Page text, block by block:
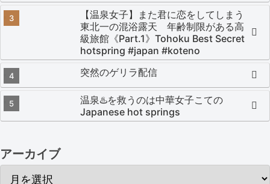
【温泉女子】また君に恋をしてしまう
東北一の混浴露天 年齢制限がある高
級旅館《Part.1》Tohoku Best Secret
hotspring #japan #koteno
突然のゲリラ配信
温泉♨️を救うのは中華女子こての
Japanese hot springs
アーカイブ